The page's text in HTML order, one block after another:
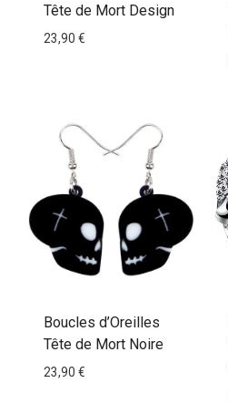
Tête de Mort Design
23,90 €
Boucles d’Oreilles
Tête de Mort Noire
23,90 €